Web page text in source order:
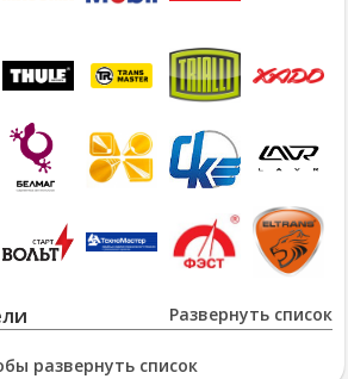
Развернуть список
развернуть список